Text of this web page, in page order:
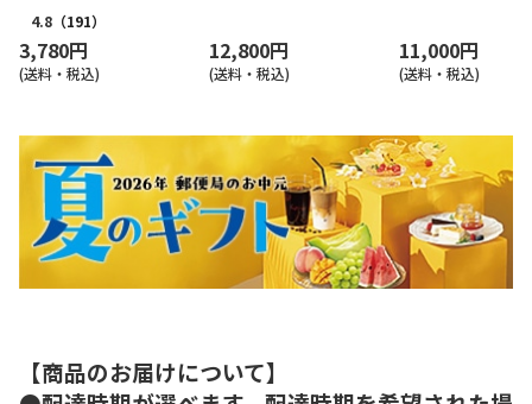
4.8 （191）
3,780円
(送料・税込)
12,800円
(送料・税込)
11,000円
(送料・税込)
【商品のお届けについて】